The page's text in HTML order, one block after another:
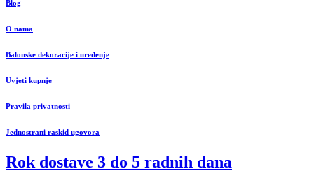
Blog
O nama
Balonske dekoracije i uređenje
Uvjeti kupnje
Pravila privatnosti
Jednostrani raskid ugovora
Rok dostave 3 do 5 radnih dana